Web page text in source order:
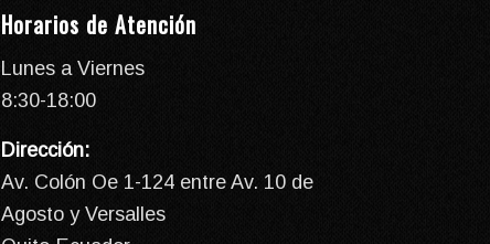
Horarios de Atención
Lunes a Viernes
8:30-18:00
Dirección:
Av. Colón Oe 1-124 entre Av. 10 de
Agosto y Versalles